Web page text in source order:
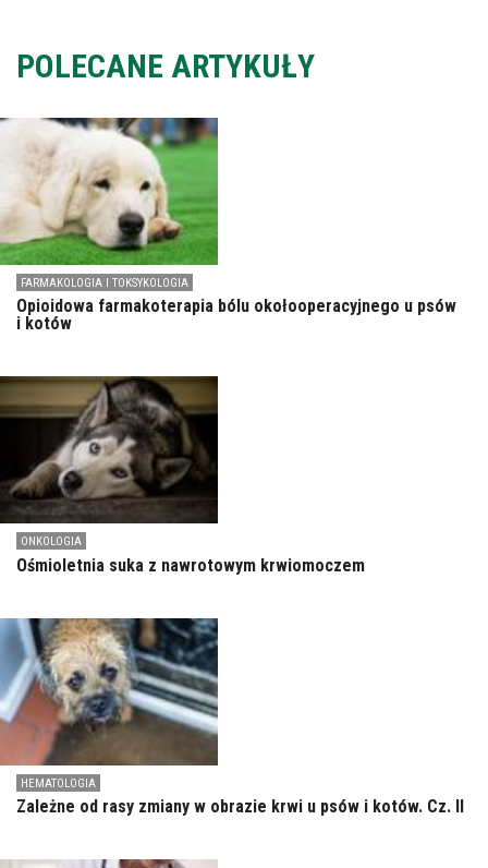
POLECANE ARTYKUŁY
FARMAKOLOGIA I TOKSYKOLOGIA
Opioidowa farmakoterapia bólu okołooperacyjnego u psów
i kotów
ONKOLOGIA
Ośmioletnia suka z nawrotowym krwiomoczem
HEMATOLOGIA
Zależne od rasy zmiany w obrazie krwi u psów i kotów. Cz. II